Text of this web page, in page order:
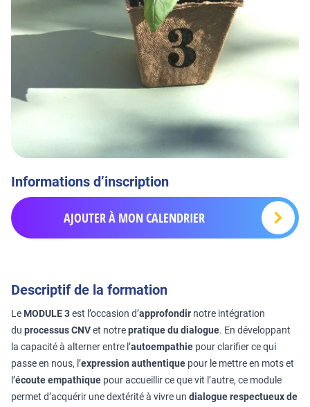
Informations d’inscription
AJOUTER À MON CALENDRIER
Descriptif de la formation
Le MODULE 3est l’occasion d’approfondir notre intégration
du processus CNVet notrepratique du dialogue. En développant
la capacité à alterner entre l’autoempathie pour clarifier ce qui
passe en nous, l’expression authentique pour le mettre en mots et
l’écoute empathique pour accueillir ce que vit l’autre, ce module
permet d’acquérir une dextérité à vivre un dialogue respectueux de